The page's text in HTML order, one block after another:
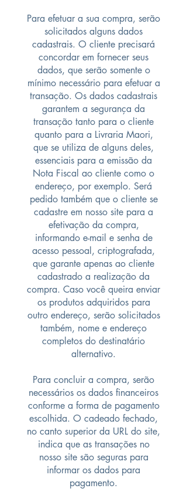
Para efetuar a sua compra, serão
solicitados alguns dados
cadastrais. O cliente precisará
concordar em fornecer seus
dados, que serão somente o
mínimo necessário para efetuar a
transação. Os dados cadastrais
garantem a segurança da
transação tanto para o cliente
quanto para a Livraria Maori,
que se utiliza de alguns deles,
essenciais para a emissão da
Nota Fiscal ao cliente como o
endereço, por exemplo. Será
pedido também que o cliente se
cadastre em nosso site para a
efetivação da compra,
informando e-mail e senha de
acesso pessoal, criptografada,
que garante apenas ao cliente
cadastrado a realização da
compra. Caso você queira enviar
os produtos adquiridos para
outro endereço, serão solicitados
também, nome e endereço
completos do destinatário
alternativo.
Para concluir a compra, serão
necessários os dados financeiros
conforme a forma de pagamento
escolhida. O cadeado fechado,
no canto superior da URL do site,
indica que as transações no
nosso site são seguras para
informar os dados para
pagamento.